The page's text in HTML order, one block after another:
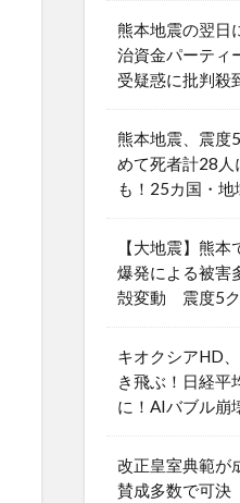
熊本地震の翌日
治資金パーティ
受疑惑に批判殺
熊本地震、震度
めて死者計28
も！25カ国・
【大地震】熊
爆発による被害
殻変動 震度5ク
キオクシアHD
き飛ぶ！日経平
に！AIバブル崩
改正皇室典範が
賛成多数で可